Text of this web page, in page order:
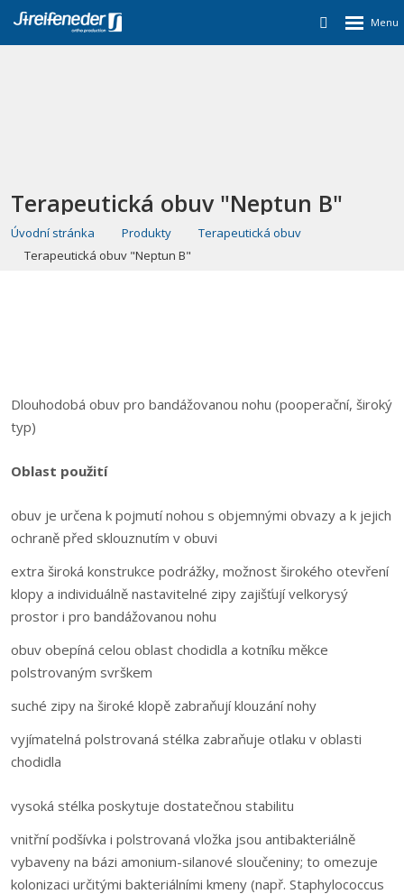
Terapeutická obuv "Neptun B"
Úvodní stránka Produkty
Terapeutická obuv
Terapeutická obuv "Neptun B"
Dlouhodobá obuv pro bandážovanou nohu (pooperační, široký
typ)
Oblast použití
obuv je určena k pojmutí nohou s objemnými obvazy a k jejich
ochraně před sklouznutím v obuvi
extra široká konstrukce podrážky, možnost širokého otevření
klopy a individuálně nastavitelné zipy zajišťují velkorysý
prostor i pro bandážovanou nohu
obuv obepíná celou oblast chodidla a kotníku měkce
polstrovaným svrškem
suché zipy na široké klopě zabraňují klouzání nohy
vyjímatelná polstrovaná stélka zabraňuje otlaku v oblasti
chodidla
vysoká stélka poskytuje dostatečnou stabilitu
vnitřní podšívka i polstrovaná vložka jsou antibakteriálně
vybaveny na bázi amonium-silanové sloučeniny; to omezuje
kolonizaci určitými bakteriálními kmeny (např. Staphylococcus